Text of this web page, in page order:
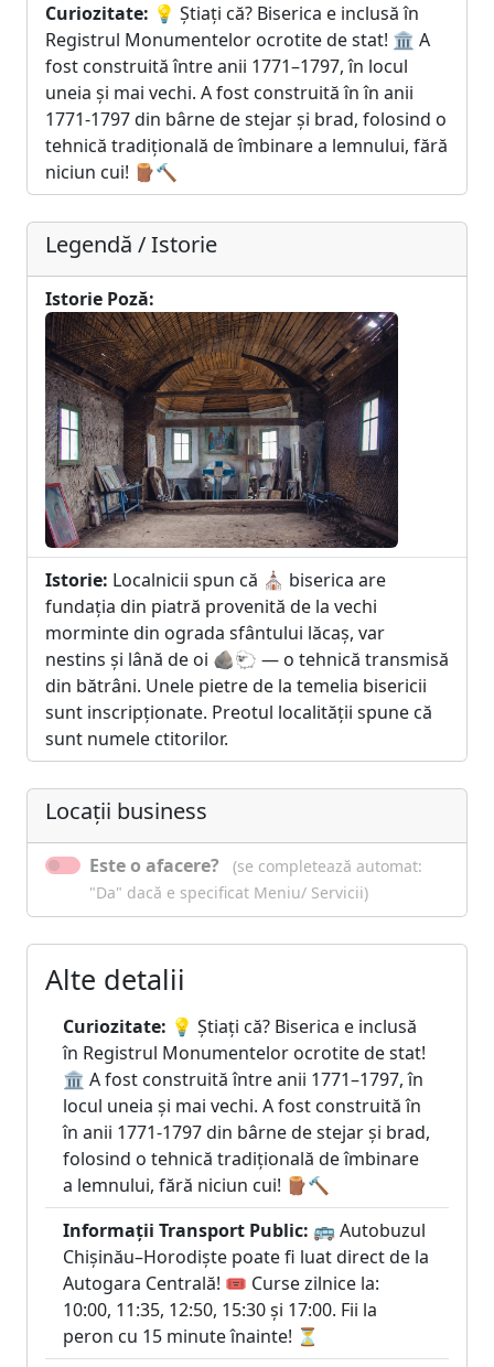
Curiozitate: 💡 Știați că? Biserica e inclusă în
Registrul Monumentelor ocrotite de stat! 🏛️ A
fost construită între anii 1771–1797, în locul
uneia și mai vechi. A fost construită în în anii
1771-1797 din bârne de stejar și brad, folosind o
tehnică tradițională de îmbinare a lemnului, fără
niciun cui! 🪵🔨
Legendă / Istorie
Istorie Poză:
Istorie: Localnicii spun că ⛪ biserica are
fundația din piatră provenită de la vechi
morminte din ograda sfântului lăcaș, var
nestins și lână de oi 🪨🐑 — o tehnică transmisă
din bătrâni. Unele pietre de la temelia bisericii
sunt inscripționate. Preotul localității spune că
sunt numele ctitorilor.
Locații business
Este o afacere?
(se completează automat:
"Da" dacă e specificat Meniu/ Servicii)
Alte detalii
Curiozitate: 💡 Știați că? Biserica e inclusă
în Registrul Monumentelor ocrotite de stat!
🏛️ A fost construită între anii 1771–1797, în
locul uneia și mai vechi. A fost construită în
în anii 1771-1797 din bârne de stejar și brad,
folosind o tehnică tradițională de îmbinare
a lemnului, fără niciun cui! 🪵🔨
Informații Transport Public: 🚌 Autobuzul
Chișinău–Horodiște poate fi luat direct de la
Autogara Centrală! 🎟️ Curse zilnice la:
10:00, 11:35, 12:50, 15:30 și 17:00. Fii la
peron cu 15 minute înainte! ⏳